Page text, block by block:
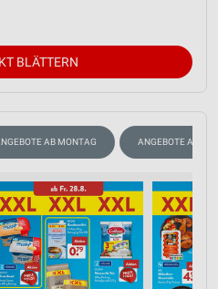
BLÄTTERN
AB MONTAG ANGEBOTE AB